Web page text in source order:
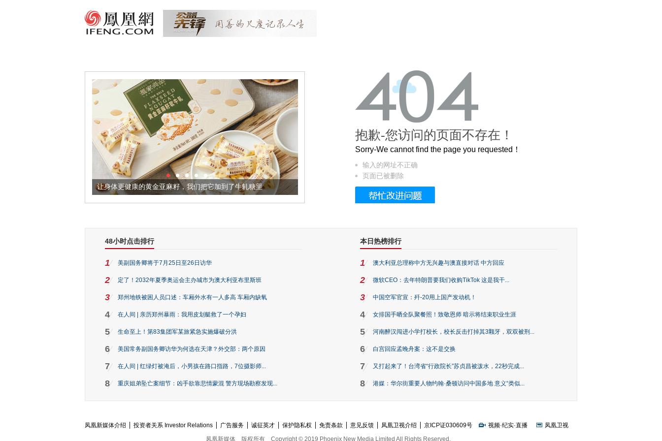
让身体更健康的黄金亚麻籽，我们把它加到了牛轧糖里 被列入佛家七宝的它到底有多美？
抱歉-您访问的页面不存在！
Sorry-We cannot find the page you requested！
输入的网址不正确
页面已被删除
48小时点击排行
1 美副国务卿将于7月25日至26日访华
2 定了！2032年夏季奥运会主办城市为澳大利亚布里斯班
3 郑州地铁被困人员口述：车厢外水有一人多高 车厢内缺氧
4 在人间 | 亲历郑州暴雨：我用皮划艇救了一个孕妇
5 生命至上！第83集团军某旅紧急实施爆破分洪
6 美国常务副国务卿访华为何选在天津？外交部：两个原因
7 在人间 | 红绿灯被淹后，小男孩在路口指路，7位摄影师...
8 重庆姐弟坠亡案细节：凶手欲靠悲情蒙混 警方现场勘察发现...
本日热榜排行
1 澳大利亚总理称中方无兴趣与澳直接对话 中方回应
2 微软CEO：去年特朗普要我们收购TikTok 这是我干...
3 中国空军官宣：歼-20用上国产发动机！
4 女排国手晒全队聚餐照！致敬恩师 暗示将结束职业生涯
5 河南醉汉闯进小学打校长，校长反击打掉其3颗牙，双双被刑...
6 白宫回应孟晚舟案：这不是交换
7 又打起来了！台湾省“行政院长”苏贞昌被泼水，22秒完成...
8 港媒：华尔街重要人物约翰·桑顿访问中国多地 意义“类似...
凤凰新媒体介绍 投资者关系 Investor Relations 广告服务 诚征英才 保护隐私权 免责条款 意见反馈 凤凰卫视介绍 京ICP证030609号 视频·纪实·直播
凤凰卫视
凤凰新媒体
版权所有 Copyright © 2019 Phoenix New Media Limited All Rights Reserved.